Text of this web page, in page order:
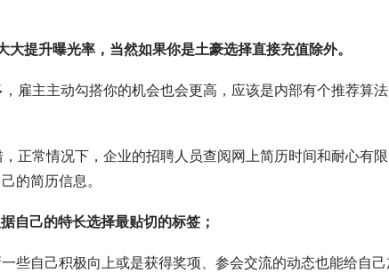
提升曝光率，当然如果你是土豪选择直接充值除外。
雇主主动勾搭你的机会也会更高，应该是内部有个推荐算
正常情况下，企业的招聘人员查阅网上简历时间和耐心有
的简历信息。
自己的特长选择最贴切的标签；
些自己积极向上或是获得奖项、参会交流的动态也能给自己